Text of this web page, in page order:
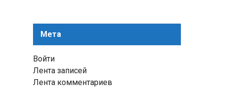
Мета
Войти
Лента записей
Лента комментариев